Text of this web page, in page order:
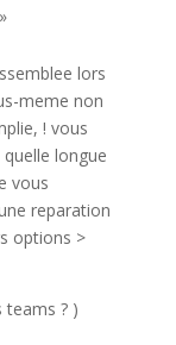
lors
meme non
! vous
longue
vous
reparation
options >
teams ? )